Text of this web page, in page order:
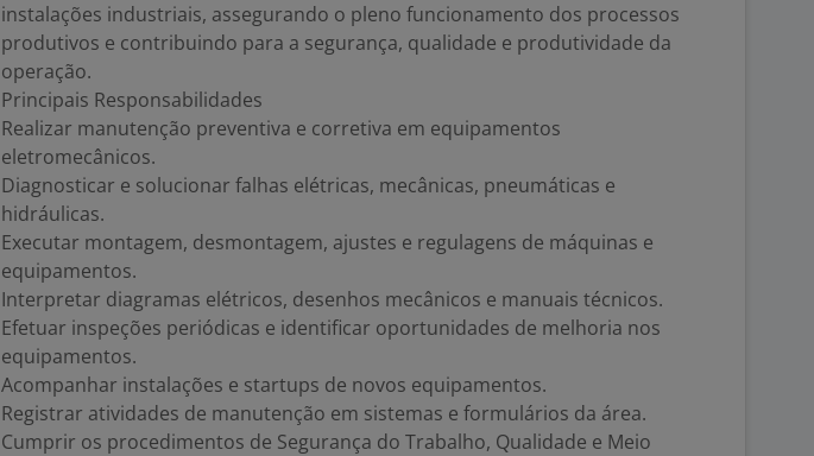
instalações industriais, assegurando o pleno funcionamento dos processos
produtivos e contribuindo para a segurança, qualidade e produtividade da
operação.
Principais Responsabilidades
Realizar manutenção preventiva e corretiva em equipamentos
eletromecânicos.
Diagnosticar e solucionar falhas elétricas, mecânicas, pneumáticas e
hidráulicas.
Executar montagem, desmontagem, ajustes e regulagens de máquinas e
equipamentos.
Interpretar diagramas elétricos, desenhos mecânicos e manuais técnicos.
Efetuar inspeções periódicas e identificar oportunidades de melhoria nos
equipamentos.
Acompanhar instalações e startups de novos equipamentos.
Registrar atividades de manutenção em sistemas e formulários da área.
Cumprir os procedimentos de Segurança do Trabalho, Qualidade e Meio